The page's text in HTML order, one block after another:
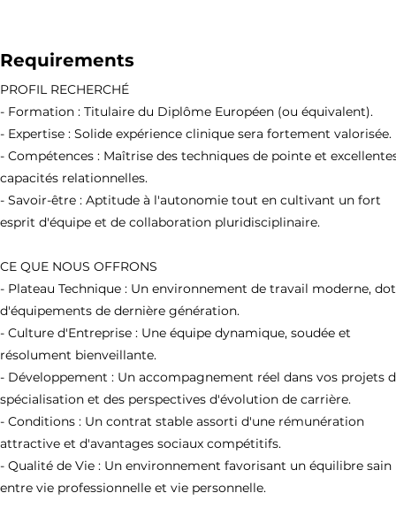
Requirements
PROFIL RECHERCHÉ
- Formation : Titulaire du Diplôme Européen (ou équivalent).
- Expertise : Solide expérience clinique sera fortement valorisée.
- Compétences : Maîtrise des techniques de pointe et
capacités relationnelles.
- Savoir-être : Aptitude à l'autonomie tout en cultivant un fort
esprit d'équipe et de collaboration pluridisciplinaire.
CE QUE NOUS OFFRONS
- Plateau Technique : Un environnement de travail moderne,
d'équipements de dernière génération.
- Culture d'Entreprise : Une équipe dynamique, soudée et
résolument bienveillante.
- Développement : Un accompagnement réel dans vos projets
spécialisation et des perspectives d'évolution de carrière.
- Conditions : Un contrat stable assorti d'une rémunération
attractive et d'avantages sociaux compétitifs.
- Qualité de Vie : Un environnement favorisant un équilibre sain
entre vie professionnelle et vie personnelle.